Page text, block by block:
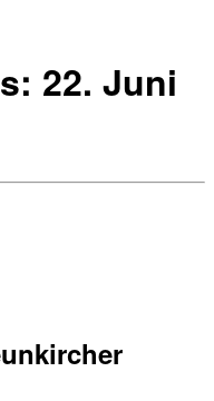
22. Juni